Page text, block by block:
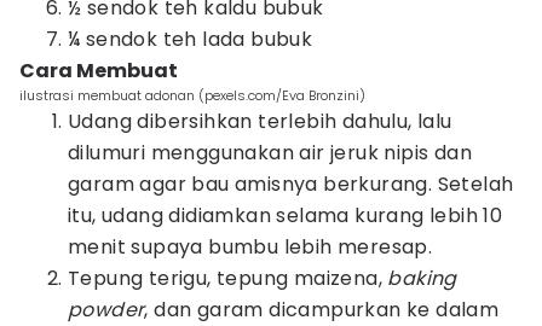
½ sendok teh kaldu bubuk
¼ sendok teh lada bubuk
Cara Membuat
ilustrasi membuat adonan (pexels.com/Eva Bronzini)
Udang dibersihkan terlebih dahulu, lalu
dilumuri menggunakan air jeruk nipis dan
garam agar bau amisnya berkurang. Setelah
itu, udang didiamkan selama kurang lebih 10
menit supaya bumbu lebih meresap.
Tepung terigu, tepung maizena, baking
powder, dan garam dicampurkan ke dalam